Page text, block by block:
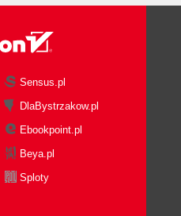
Sensus.pl
DlaBystrzakow.pl
Ebookpoint.pl
Beya.pl
Sploty